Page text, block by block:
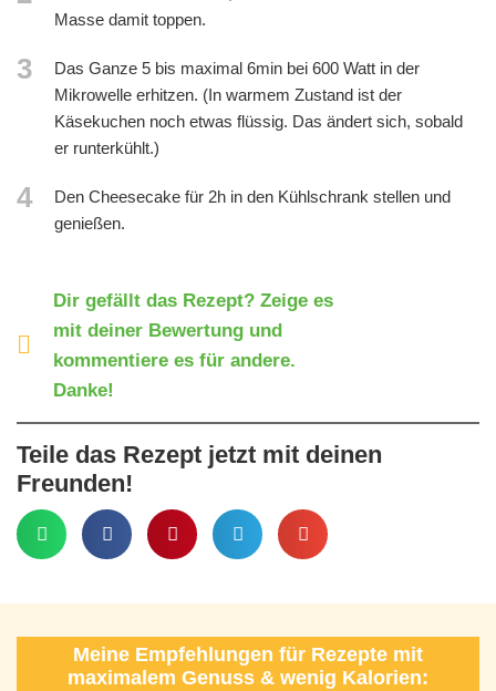
Masse damit toppen.
3
Das Ganze 5 bis maximal 6min bei 600 Watt in der
Mikrowelle erhitzen. (In warmem Zustand ist der
Käsekuchen noch etwas flüssig. Das ändert sich, sobald
er runterkühlt.)
4
Den Cheesecake für 2h in den Kühlschrank stellen und
genießen.
Dir gefällt das Rezept? Zeige es
mit deiner Bewertung und
kommentiere es für andere.
Danke!
Teile das Rezept jetzt mit deinen
Freunden!
Meine Empfehlungen für Rezepte mit
maximalem Genuss & wenig Kalorien: